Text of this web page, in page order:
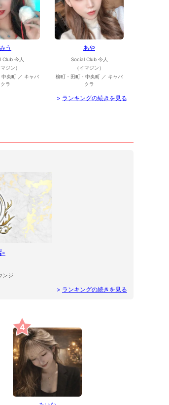
みう
Club 今人
マジン）
中央町 ／ キャバ
クラ
あや
Social Club 今人
（イマジン）
柳町・田町・中央町 ／ キャバ
クラ
> ランキングの続きを見る
-
ンジ
> ランキングの続きを見る
4